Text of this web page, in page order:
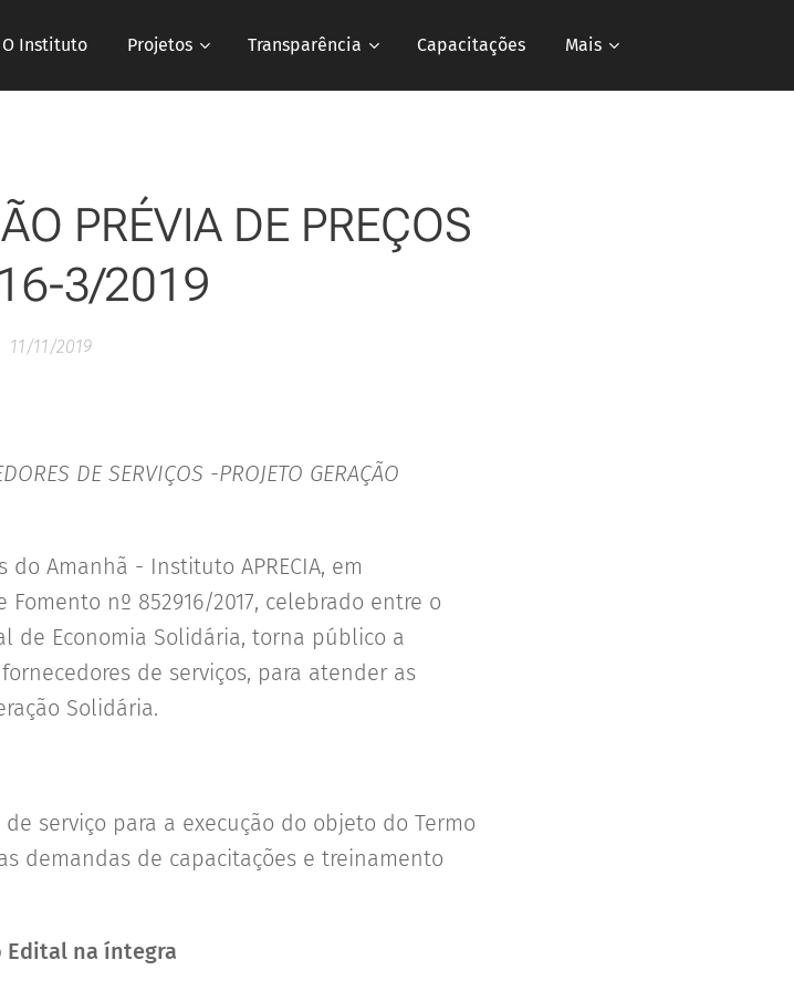
O Instituto Projetos Transparência Capacitações Mais
PRÉVIA DE PREÇOS
3/2019
11/11/2019
DE SERVIÇOS -PROJETO GERAÇÃO
do Amanhã - Instituto APRECIA, em
nº 852916/2017, celebrado entre o
de Economia Solidária, torna público a
de serviços, para atender as
Solidária.
serviço para a execução do objeto do Termo
demandas de capacitações e treinamento
Edital na íntegra